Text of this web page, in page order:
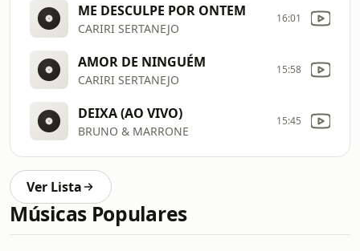
ME DESCULPE POR ONTEM
CARIRI SERTANEJO
16:01
AMOR DE NINGUÉM
CARIRI SERTANEJO
15:58
DEIXA (AO VIVO)
BRUNO & MARRONE
15:45
Ver Lista
Músicas Populares